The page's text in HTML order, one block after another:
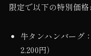
限定で以下の特別価格
牛タンハンバーグ
2,200円）